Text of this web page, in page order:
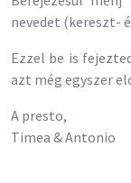
nevedet (kereszt-
Ezzel be is
azt még egyszer
A presto,
Timea & Antonio